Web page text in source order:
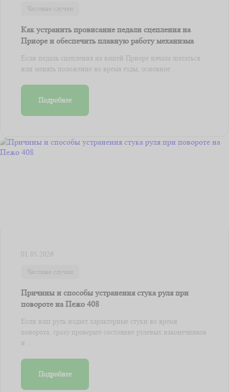
Частные случаи
Как устранить провисание педали сцепления на
Приоре и обеспечить плавную работу механизма
Если педаль сцепления на вашей Приоре начала шататься
или менять положение во время езды, основное ...
Подробнее
01.05.2026
Частные случаи
Причины и способы устранения стука руля при
повороте на Пежо 408
Если ваш руль издает характерные стуки во время
поворота, сразу проверьте состояние рулевых наконечников
и ...
Подробнее